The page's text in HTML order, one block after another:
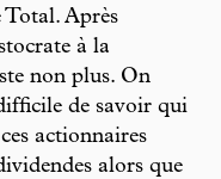
Total. Après
à la
non plus. On
de savoir qui
actionnaires
alors que